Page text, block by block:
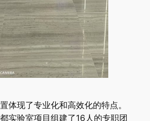
体现了专业化和高效化的特点。
实验室项目组建了16人的专职团